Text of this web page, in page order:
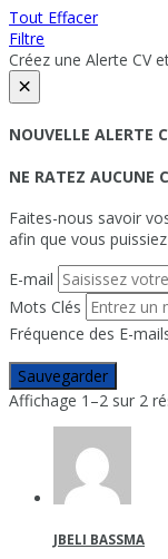
Tout Effacer
Filtre
Créez une Alerte CV
×
NOUVELLE ALERTE
NE RATEZ AUCUNE
Faites-nous savoir
afin que vous
E-mail
Mots Clés
Fréquence des E-
Sauvegarder
Affichage 1–2 sur 2
JBELI BASSMA